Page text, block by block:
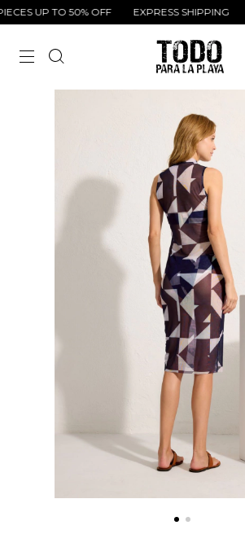
UP TO 50% OFF EXPRESS SHIPPING